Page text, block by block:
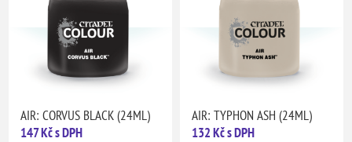
AIR: CORVUS BLACK (24ML)
147 Kč s DPH
AIR: TYPHON ASH (24ML)
132 Kč s DPH